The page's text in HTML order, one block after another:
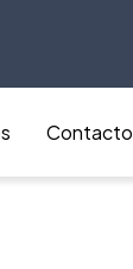
Contacto